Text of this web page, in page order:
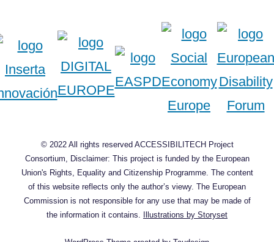
© 2022 All rights reserved ACCESSIBILITECH Project
Consortium, Disclaimer: This project is funded by the European
Union's Rights, Equality and Citizenship Programme. The content
of this website reflects only the author’s viewy. The European
Commission is not responsible for any use that may be made of
the information it contains.
Illustrations by Storyset